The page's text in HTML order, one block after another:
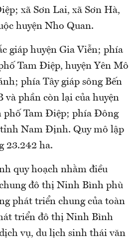
xã Sơn Lai, xã Sơn Hà,
huyện Nho Quan.
giáp huyện Gia Viễn; phía
Tam Điệp, huyện Yên Mô
phía Tây giáp sông Bến
và phần còn lại của huyện
phố Tam Điệp; phía Đông
tỉnh Nam Định. Quy mô lập
23.242 ha.
quy hoạch nhằm điều
đô thị Ninh Bình phù
phát triển chung của toàn
triển đô thị Ninh Bình
vụ, du lịch sinh thái văn